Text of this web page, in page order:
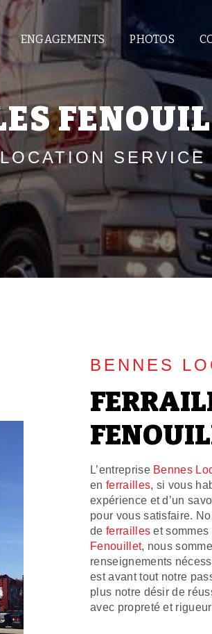
ENGAGEMENTS PHOTOS
SERVICE
BENNES
L’entreprise Bennes
en ferrailles, si vous
expérience et d’un
pour vous satisfaire.
de ferrailles et sommes
Fenouillet, nous
renseignements
est avant tout notre
plus notre désir de
avec propreté et